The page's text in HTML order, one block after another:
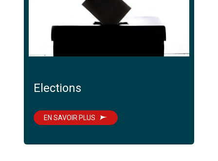
Elections
EN SAVOIR PLUS